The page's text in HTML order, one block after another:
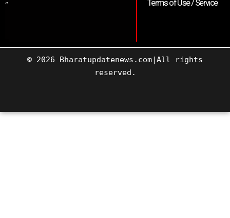
“ Terms of Use / Service
© 2026 Bharatupdatenews.com|All rights
reserved.